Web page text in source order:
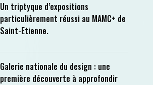
Un triptyque d’expositions
particulièrement réussi au MAMC+ de
Saint-Etienne.
Galerie nationale du design : une
première découverte à approfondir